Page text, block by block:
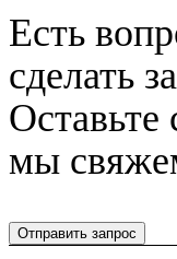
Есть
сделать
Оставьте
мы
Отправить запрос